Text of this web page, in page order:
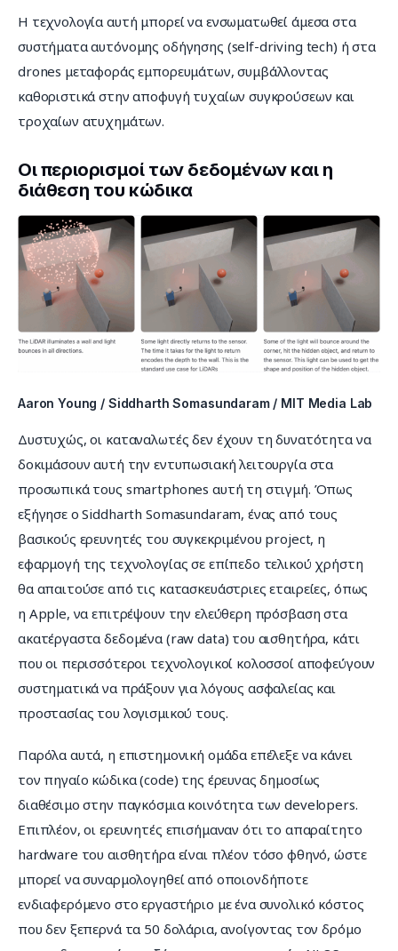
Η τεχνολογία αυτή μπορεί να ενσωματωθεί άμεσα στα
συστήματα αυτόνομης οδήγησης (self-driving tech) ή στα
drones μεταφοράς εμπορευμάτων, συμβάλλοντας
καθοριστικά στην αποφυγή τυχαίων συγκρούσεων και
τροχαίων ατυχημάτων.
Οι περιορισμοί των δεδομένων και η
διάθεση του κώδικα
Aaron Young / Siddharth Somasundaram / MIT Media Lab
Δυστυχώς, οι καταναλωτές δεν έχουν τη δυνατότητα να
δοκιμάσουν αυτή την εντυπωσιακή λειτουργία στα
προσωπικά τους smartphones αυτή τη στιγμή. Όπως
εξήγησε ο Siddharth Somasundaram, ένας από τους
βασικούς ερευνητές του συγκεκριμένου project, η
εφαρμογή της τεχνολογίας σε επίπεδο τελικού χρήστη
θα απαιτούσε από τις κατασκευάστριες εταιρείες, όπως
η Apple, να επιτρέψουν την ελεύθερη πρόσβαση στα
ακατέργαστα δεδομένα (raw data) του αισθητήρα, κάτι
που οι περισσότεροι τεχνολογικοί κολοσσοί αποφεύγουν
συστηματικά να πράξουν για λόγους ασφαλείας και
προστασίας του λογισμικού τους.
Παρόλα αυτά, η επιστημονική ομάδα επέλεξε να κάνει
τον πηγαίο κώδικα (code) της έρευνας δημοσίως
διαθέσιμο στην παγκόσμια κοινότητα των developers.
Επιπλέον, οι ερευνητές επισήμαναν ότι το απαραίτητο
hardware του αισθητήρα είναι πλέον τόσο φθηνό, ώστε
μπορεί να συναρμολογηθεί από οποιονδήποτε
ενδιαφερόμενο στο εργαστήριο με ένα συνολικό κόστος
που δεν ξεπερνά τα 50 δολάρια, ανοίγοντας τον δρόμο